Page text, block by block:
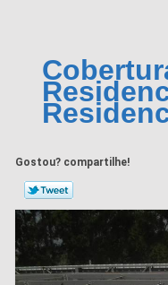
Gostou? compartilhe!